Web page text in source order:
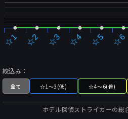
☆1 ☆2 ☆3 ☆4 ☆5 ☆6
絞込み：
全て ☆1～3(低) ☆4～6(普)
ホテル探偵ストライカーの総